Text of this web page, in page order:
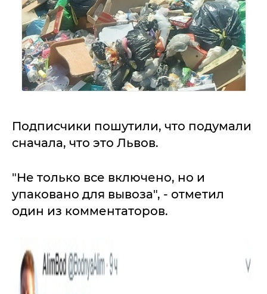
Подписчики пошутили, что подумали
сначала, что это Львов.
"Не только все включено, но и
упаковано для вывоза", - отметил
один из комментаторов.